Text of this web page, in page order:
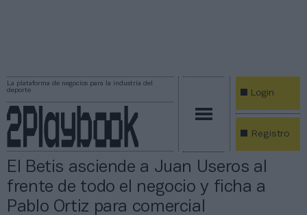
La plataforma de negocios para la industria del
deporte
Login
Registro
El Betis asciende a Juan Useros al
frente de todo el negocio y ficha a
Pablo Ortiz para comercial